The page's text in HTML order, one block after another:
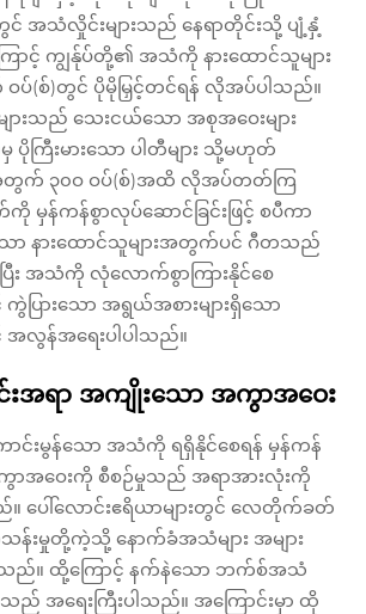
အသံလှိုင်းများသည် နေရာတိုင်းသို့ ပျံ့နှံ့
ောင့် ကျွန်ုပ်တို့၏ အသံကို နားထောင်သူများ
ဝပ်(စ်)တွင် ပိုမိုမြှင့်တင်ရန် လိုအပ်ပါသည်။
ျားသည် သေးငယ်သော အစုအဝေးများ
ကြီးမားသော ပါတီများ သို့မဟုတ်
းအတွက် ၃၀ဝ ဝပ်(စ်)အထိ လိုအပ်တတ်ကြ
မှန်ကန်စွာလုပ်ဆောင်ခြင်းဖြင့် စပီကာ
သော နားထောင်သူများအတွက်ပင် ဂီတသည်
ြီး အသံကို လုံလောက်စွာကြားနိုင်စေ
ပြားသော အရွယ်အစားများရှိသော
အလွန်အရေးပါပါသည်။
အရာ အကျိုးသော အကွာအဝေး
ာင်းမွန်သော အသံကို ရရှိနိုင်စေရန် မှန်ကန်
ာအဝေးကို စီစဉ်မှုသည် အရာအားလုံးကို
။ ပေါ်လောင်းဧရိယာများတွင် လေတိုက်ခတ်
တ်သန်းမှုတို့ကဲ့သို့ နောက်ခံအသံများ အများ
သည်။ ထို့ကြောင့် နက်နဲသော ဘက်စ်အသံ
ည် အရေးကြီးပါသည်။ အကြောင်းမှာ ထို